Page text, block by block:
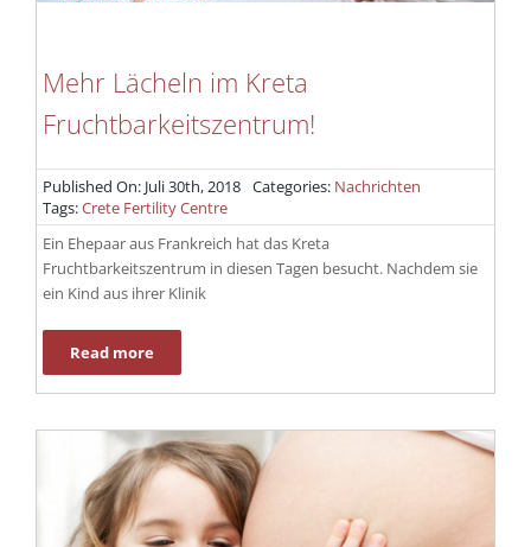
Mehr Lächeln im Kreta
Fruchtbarkeitszentrum!
Published On: Juli 30th, 2018 Categories: Nachrichten
Tags:Crete Fertility Centre
Ein Ehepaar aus Frankreich hat das Kreta
Fruchtbarkeitszentrum in diesen Tagen besucht. Nachdem sie
ein Kind aus ihrer Klinik
Read more